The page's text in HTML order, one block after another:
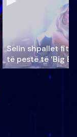
Selin shpallet
të pestë të ‘Big